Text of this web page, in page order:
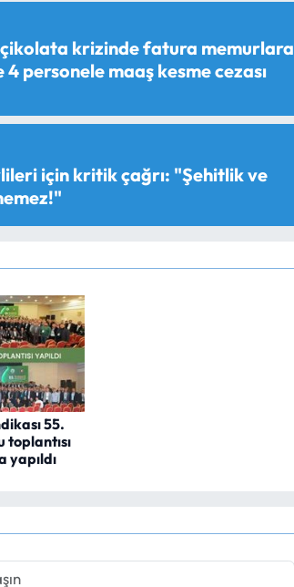
çikolata krizinde fatura memurlara
personele maaş kesme cezası
için kritik çağrı: "Şehitlik ve
55.
toplantısı
yapıldı